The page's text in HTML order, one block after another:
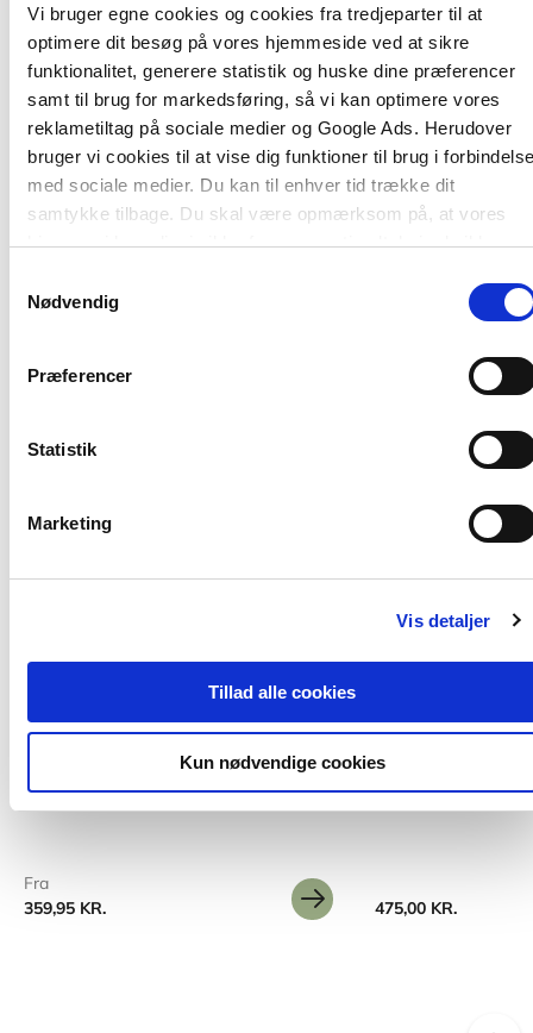
Vi bruger egne cookies og cookies fra tredjeparter til at
optimere dit besøg på vores hjemmeside ved at sikre
funktionalitet, generere statistik og huske dine præferencer
samt til brug for markedsføring, så vi kan optimere vores
reklametiltag på sociale medier og Google Ads. Herudover
bruger vi cookies til at vise dig funktioner til brug i
med sociale medier. Du kan til enhver tid trække dit
samtykke tilbage. Du skal være opmærksom på, at vores
hjemmeside muligvis ikke fungerer optimalt, hvis du ikke
Nødvendig
Præferencer
Statistik
Marketing
Vis detaljer
Tillad alle cookies
Kun nødvendige cookies
og leder og samtidig skabe en ægte relation,
værdiafklarelse og motivation imellem dig og dine
medarbejdere og kolleger.
Poula Helth Leif Pjetursson
Fra
359,95 KR.
475,00 KR.